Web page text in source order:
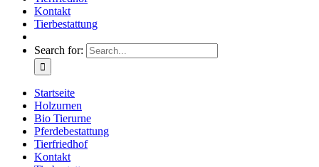
Kontakt
Tierbestattung
Search for:
Startseite
Holzurnen
Bio Tierurne
Pferdebestattung
Tierfriedhof
Kontakt